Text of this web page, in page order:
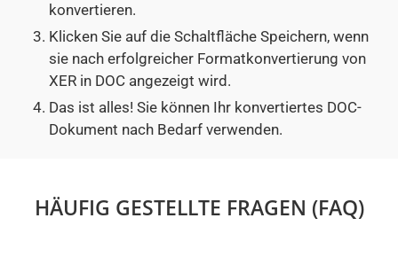
konvertieren.
Klicken Sie auf die Schaltfläche Speichern, wenn
sie nach erfolgreicher Formatkonvertierung von
XER in DOC angezeigt wird.
Das ist alles! Sie können Ihr konvertiertes DOC-
Dokument nach Bedarf verwenden.
HÄUFIG GESTELLTE FRAGEN (FAQ)